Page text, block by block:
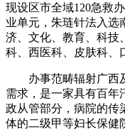
现设区市全域120急救
业单元，朱琏针法入选
济、文化、教育、科技
科、西医科、皮肤科、
办事范畴辐射广西及
需求，是一家具有百年
政从管部分，病院的传
体的二级甲等妇长保健